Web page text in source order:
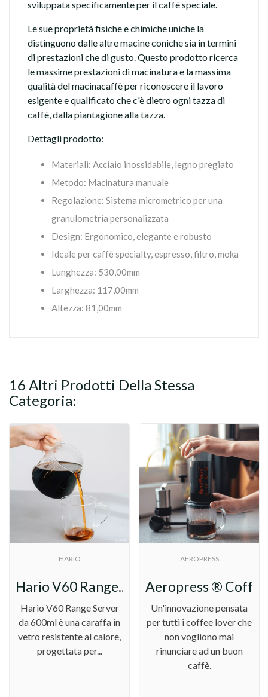
sviluppata specificamente per il caffè speciale.
Le sue proprietà fisiche e chimiche uniche la
distinguono dalle altre macine coniche sia in termini
di prestazioni che di gusto. Questo prodotto ricerca
le massime prestazioni di macinatura e la massima
qualità del macinacaffè per riconoscere il lavoro
esigente e qualificato che c'è dietro ogni tazza di
caffè, dalla piantagione alla tazza.
Dettagli prodotto:
Materiali: Acciaio inossidabile, legno pregiato
Metodo: Macinatura manuale
Regolazione: Sistema micrometrico per una
granulometria personalizzata
Design: Ergonomico, elegante e robusto
Ideale per caffè specialty, espresso, filtro, moka
Lunghezza: 530,00mm
Larghezza: 117,00mm
Altezza: 81,00mm
16 Altri Prodotti Della Stessa
Categoria:
HARIO
Hario V60 Range...
Hario V60 Range Server
da 600ml è una caraffa in
vetro resistente al calore,
progettata per...
AEROPRESS
Aeropress ®
Un'innovazione pensata
per tutti i coffee lover che
non vogliono mai
rinunciare ad un buon
caffè.